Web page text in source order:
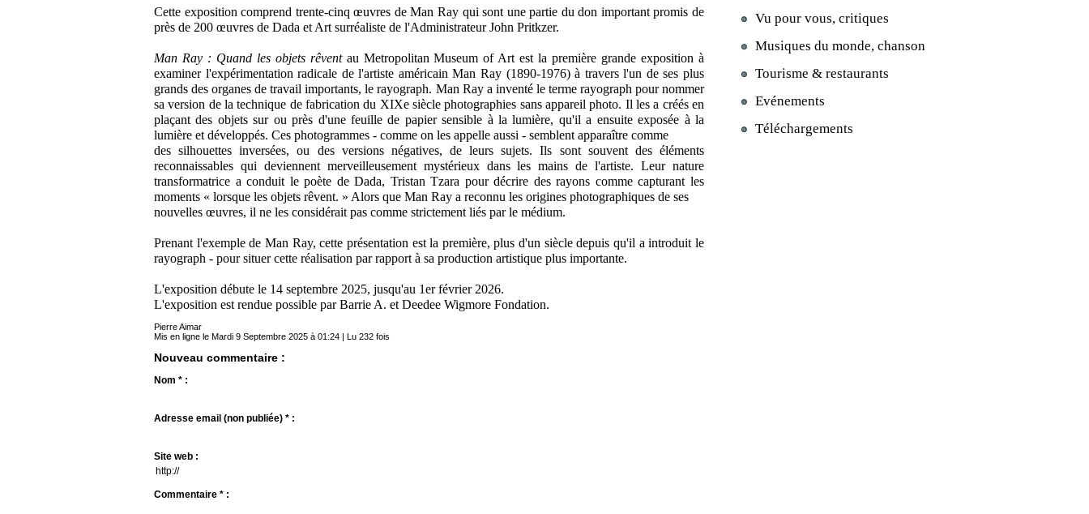
Cette exposition comprend trente-cinq œuvres de Man Ray qui sont une partie du don important promis de
près de 200 œuvres de Dada et Art surréaliste de l'Administrateur John Pritkzer.
Man Ray : Quand les objets rêventau Metropolitan Museum of Art est la première grande exposition à
examiner l'expérimentation radicale de l'artiste américain Man Ray (1890-1976) à travers l'un de ses plus
grands des organes de travail importants, le rayograph. Man Ray a inventé le terme rayograph pour nommer
sa version de la technique de fabrication du XIXe siècle photographies sans appareil photo. Il les a créés en
plaçant des objets sur ou près d'une feuille de papier sensible à la lumière, qu'il a ensuite exposée à la
lumière et développés. Ces photogrammes - comme on les appelle aussi - semblent apparaître comme
des silhouettes inversées, ou des versions négatives, de leurs sujets. Ils sont souvent des éléments
reconnaissables qui deviennent merveilleusement mystérieux dans les mains de l'artiste. Leur nature
transformatrice a conduit le poète de Dada, Tristan Tzara pour décrire des rayons comme capturant les
moments « lorsque les objets rêvent. » Alors que Man Ray a reconnu les origines photographiques de ses
nouvelles œuvres, il ne les considérait pas comme strictement liés par le médium.
Prenant l'exemple de Man Ray, cette présentation est la première, plus d'un siècle depuis qu'il a introduit le
rayograph - pour situer cette réalisation par rapport à sa production artistique plus importante.
L'exposition débute le 14 septembre 2025, jusqu'au 1er février 2026.
L'exposition est rendue possible par Barrie A. et Deedee Wigmore Fondation.
Pierre Aimar
Mis en ligne le Mardi 9 Septembre 2025 à 01:24 | Lu 232 fois
Nouveau commentaire :
Nom * :
Adresse email (non publiée) * :
Site web :
Commentaire * :
Vu pour vous, critiques
Musiques du monde, chanson
Tourisme & restaurants
Evénements
Téléchargements